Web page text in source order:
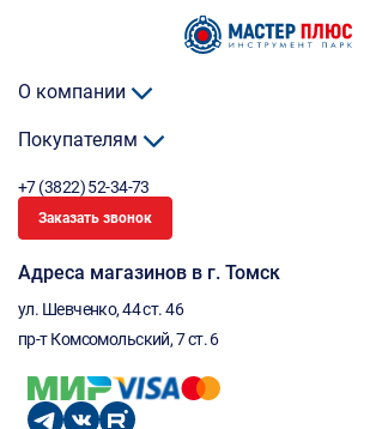
О компании
Покупателям
+7 (3822) 52-34-73
Заказать звонок
Адреса магазинов в г. Томск
ул. Шевченко, 44 ст. 46
пр-т Комсомольский, 7 ст. 6